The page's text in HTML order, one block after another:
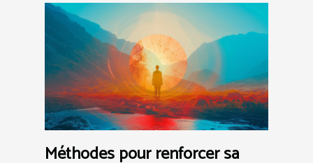
Méthodes pour renforcer sa